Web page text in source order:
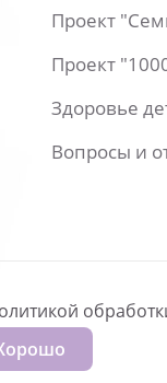
Проект
Проект
Здоровье
Вопросы и